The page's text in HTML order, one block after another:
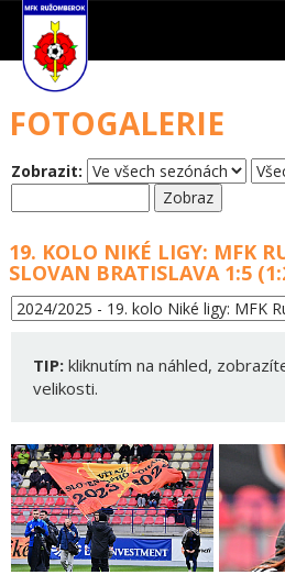
FOTOGALERIE
Zobrazit:
19. KOLO NIKÉ LIGY: MFK
SLOVAN BRATISLAVA 1:5
TIP: kliknutím na náhled,
velikosti.